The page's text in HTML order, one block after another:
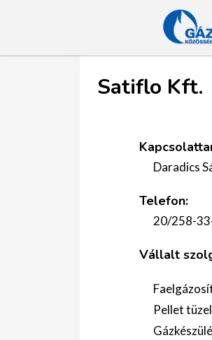
Satiflo Kft.
Daradics
Telefon:
20/258-
Vállalt
Pellet